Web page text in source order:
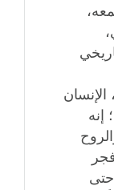
الإنسان
إنه
حتى